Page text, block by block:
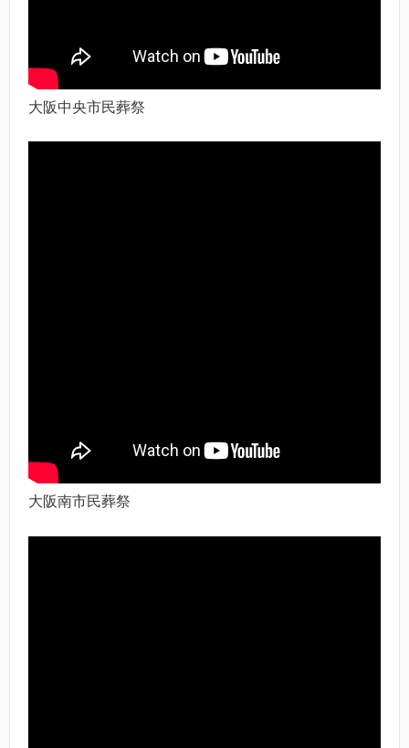
大阪中央市民葬祭
大阪南市民葬祭